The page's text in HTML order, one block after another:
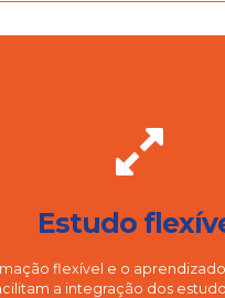
Estudo
flexível e o
a integração dos